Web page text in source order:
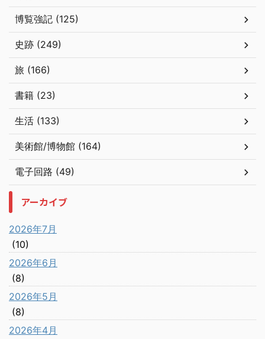
博覧強記 (125)
史跡 (249)
旅 (166)
書籍 (23)
生活 (133)
美術館/博物館 (164)
電子回路 (49)
アーカイブ
2026年7月
(10)
2026年6月
(8)
2026年5月
(8)
2026年4月